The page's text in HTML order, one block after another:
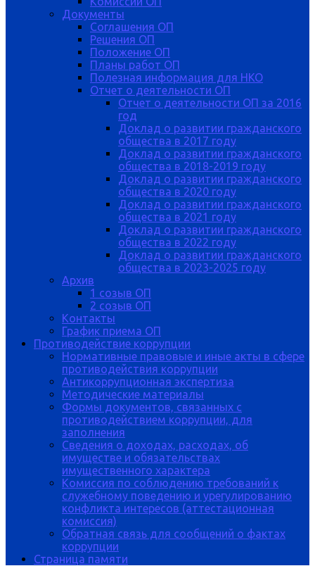
Документы
Соглашения ОП
Решения ОП
Положение ОП
Планы работ ОП
Полезная информация для НКО
Отчет о деятельности ОП
Отчет о деятельности ОП за 2016
год
Доклад о развитии гражданского
общества в 2017 году
Доклад о развитии гражданского
общества в 2018-2019 году
Доклад о развитии гражданского
общества в 2020 году
Доклад о развитии гражданского
общества в 2021 году
Доклад о развитии гражданского
общества в 2022 году
Доклад о развитии гражданского
общества в 2023-2025 году
Архив
1 созыв ОП
2 созыв ОП
Контакты
График приема ОП
Противодействие коррупции
Нормативные правовые и иные акты в сфере
противодействия коррупции
Антикоррупционная экспертиза
Методические материалы
Формы документов, связанных с
противодействием коррупции, для
заполнения
Сведения о доходах, расходах, об
имуществе и обязательствах
имущественного характера
Комиссия по соблюдению требований к
служебному поведению и урегулированию
конфликта интересов (аттестационная
комиссия)
Обратная связь для сообщений о фактах
коррупции
Страница памяти